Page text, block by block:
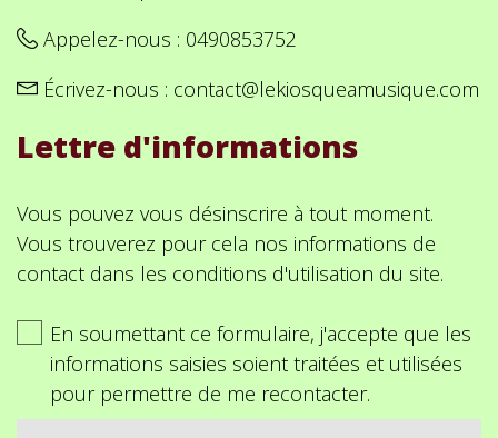
Appelez-nous : 0490853752
Écrivez-nous : contact@lekiosqueamusique.com
Lettre d'informations
Vous pouvez vous désinscrire à tout moment.
Vous trouverez pour cela nos informations de
contact dans les conditions d'utilisation du site.
En soumettant ce formulaire, j'accepte que les
informations saisies soient traitées et utilisées
pour permettre de me recontacter.